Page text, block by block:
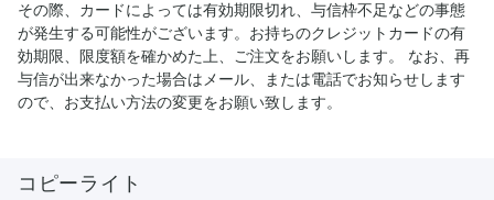
その際、カードによっては有効期限切れ、与信枠不足などの事態
が発生する可能性がございます。お持ちのクレジットカードの有
効期限、限度額を確かめた上、ご注文をお願いします。 なお、再
与信が出来なかった場合はメール、または電話でお知らせします
ので、お支払い方法の変更をお願い致します。
コピーライト